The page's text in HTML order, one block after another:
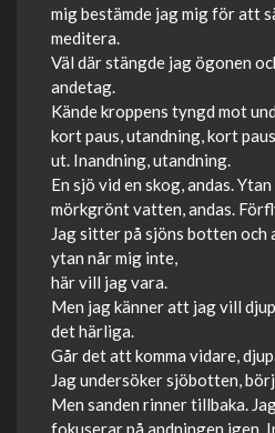
mig bestämde jag mig för att
meditera.
Väl där stängde jag ögonen
andetag.
Kände kroppens tyngd mot
kort paus, utandning, kort
ut. Inandning, utandning.
En sjö vid en skog, andas.
mörkgrönt vatten, andas.
Jag sitter på sjöns botten och
ytan når mig inte,
här vill jag vara.
Men jag känner att jag vill
det härliga.
Går det att komma vidare,
Jag undersöker sjöbotten,
Men sanden rinner tillbaka.
fokuserar på andningen igen.